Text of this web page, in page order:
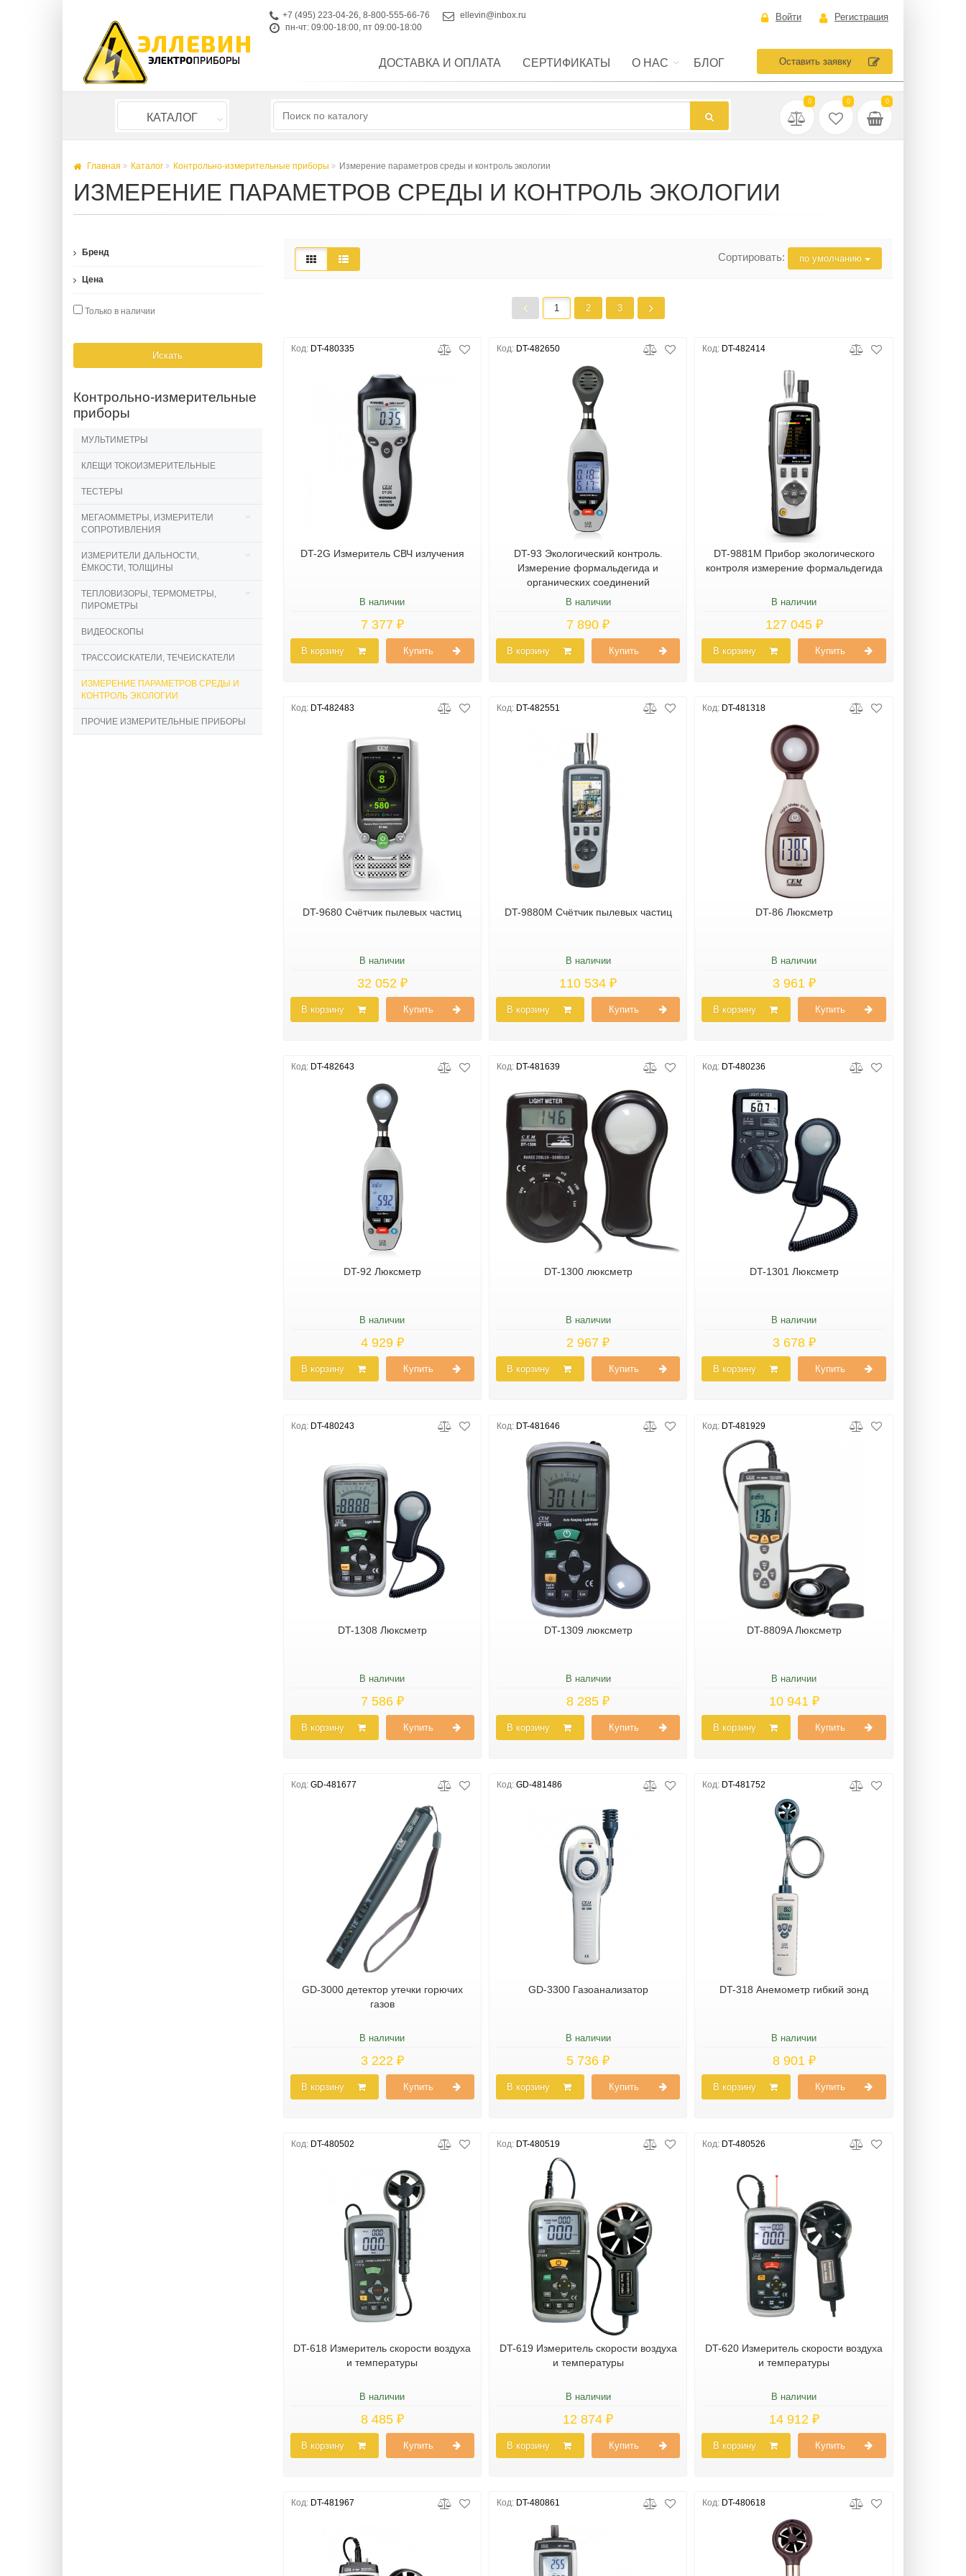
+7 (495) 223-04-26, 8-800-555-66-76
ellevin@inbox.ru
пн-чт: 09:00-18:00, пт 09:00-18:00
Войти Регистрация
ДОСТАВКА И ОПЛАТА СЕРТИФИКАТЫ О НАС БЛОГ Оставить заявку
КАТАЛОГ
0 0 0
Главная Каталог Контрольно-измерительные приборы Измерение параметров среды и контроль экологии
ИЗМЕРЕНИЕ ПАРАМЕТРОВ СРЕДЫ И КОНТРОЛЬ ЭКОЛОГИИ
Бренд
Цена
Только в наличии
Искать
Контрольно-измерительные
приборы
МУЛЬТИМЕТРЫ
КЛЕЩИ ТОКОИЗМЕРИТЕЛЬНЫЕ
ТЕСТЕРЫ
МЕГАОММЕТРЫ, ИЗМЕРИТЕЛИ
СОПРОТИВЛЕНИЯ
ИЗМЕРИТЕЛИ ДАЛЬНОСТИ,
ЁМКОСТИ, ТОЛЩИНЫ
ТЕПЛОВИЗОРЫ, ТЕРМОМЕТРЫ,
ПИРОМЕТРЫ
ВИДЕОСКОПЫ
ТРАССОИСКАТЕЛИ, ТЕЧЕИСКАТЕЛИ
ИЗМЕРЕНИЕ ПАРАМЕТРОВ СРЕДЫ И
КОНТРОЛЬ ЭКОЛОГИИ
ПРОЧИЕ ИЗМЕРИТЕЛЬНЫЕ ПРИБОРЫ
Сортировать: по умолчанию
1 2 3
Код: DT-480335
DT-2G Измеритель СВЧ излучения
В наличии
7 377 ₽
В корзину Купить
Код: DT-482650
DT-93 Экологический контроль.
Измерение формальдегида и
органических соединений
В наличии
7 890 ₽
В корзину Купить
Код: DT-482414
DT-9881M Прибор экологического
контроля измерение формальдегида
В наличии
127 045 ₽
В корзину Купить
Код: DT-482483
DT-9680 Счётчик пылевых частиц
В наличии
32 052 ₽
В корзину Купить
Код: DT-482551
DT-9880M Счётчик пылевых частиц
В наличии
110 534 ₽
В корзину Купить
Код: DT-481318
DT-86 Люксметр
В наличии
3 961 ₽
В корзину Купить
Код: DT-482643
DT-92 Люксметр
В наличии
4 929 ₽
В корзину Купить
Код: DT-481639
DT-1300 люксметр
В наличии
2 967 ₽
В корзину Купить
Код: DT-480236
DT-1301 Люксметр
В наличии
3 678 ₽
В корзину Купить
Код: DT-480243
DT-1308 Люксметр
В наличии
7 586 ₽
В корзину Купить
Код: DT-481646
DT-1309 люксметр
В наличии
8 285 ₽
В корзину Купить
Код: DT-481929
DT-8809A Люксметр
В наличии
10 941 ₽
В корзину Купить
Код: GD-481677
GD-3000 детектор утечки горючих
газов
В наличии
3 222 ₽
В корзину Купить
Код: GD-481486
GD-3300 Газоанализатор
В наличии
5 736 ₽
В корзину Купить
Код: DT-481752
DT-318 Анемометр гибкий зонд
В наличии
8 901 ₽
В корзину Купить
Код: DT-480502
DT-618 Измеритель скорости воздуха
и температуры
В наличии
8 485 ₽
В корзину Купить
Код: DT-480519
DT-619 Измеритель скорости воздуха
и температуры
В наличии
12 874 ₽
В корзину Купить
Код: DT-480526
DT-620 Измеритель скорости воздуха
и температуры
В наличии
14 912 ₽
В корзину Купить
Код: DT-481967 Код: DT-480861 Код: DT-480618